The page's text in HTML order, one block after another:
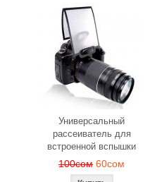
Универсальный
рассеиватель для
встроенной вспышки
100сом 60сом